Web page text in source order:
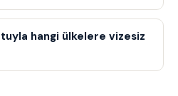
hangi ülkelere vizesiz